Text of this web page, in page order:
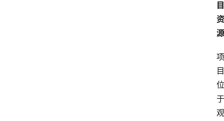
目
资
源
项
目
位
于
观